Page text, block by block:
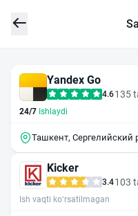
Yandex Go
4.6135
24/7 Ishlaydi
Ташкент, Сергелийский
Kicker
3.4103
Ish vaqti ko‘rsatilmagan